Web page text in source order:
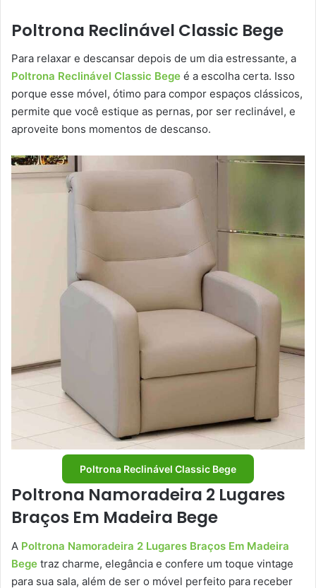
Poltrona Reclinável Classic Bege
Para relaxar e descansar depois de um dia estressante, a
Poltrona Reclinável Classic Bege é a escolha certa. Isso
porque esse móvel, ótimo para compor espaços clássicos,
permite que você estique as pernas, por ser reclinável, e
aproveite bons momentos de descanso.
Poltrona Reclinável Classic Bege
Poltrona Namoradeira 2 Lugares
Braços Em Madeira Bege
A Poltrona Namoradeira 2 Lugares Braços Em Madeira
Bege traz charme, elegância e confere um toque vintage
para sua sala, além de ser o móvel perfeito para receber